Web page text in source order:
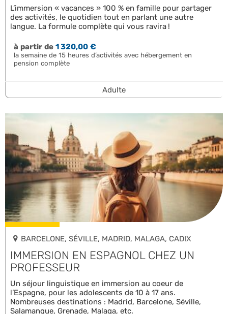
L’immersion « vacances » 100 % en famille pour partager
des activités, le quotidien tout en parlant une autre
langue. La formule complète qui vous ravira !
à partir de1 320,00 €
la semaine de 15 heures d’activités avec hébergement en
pension complète
Adulte
BARCELONE, SÉVILLE, MADRID, MALAGA, CADIX
IMMERSION EN ESPAGNOL CHEZ UN
PROFESSEUR
Un séjour linguistique en immersion au coeur de
l’Espagne, pour les adolescents de 10 à 17 ans.
Nombreuses destinations : Madrid, Barcelone, Séville,
Salamanque, Grenade, Malaga, etc.